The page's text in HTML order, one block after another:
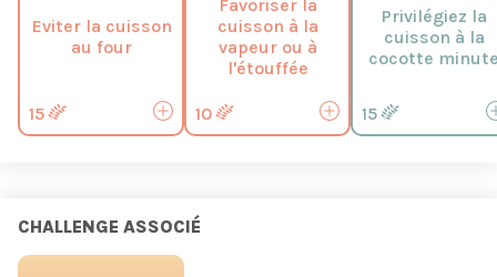
Eviter la cuisson
au four
15
Favoriser la
cuisson à la
vapeur ou à
l'étouffée
10
Privilégiez la
cuisson à la
cocotte
15
CHALLENGE ASSOCIÉ